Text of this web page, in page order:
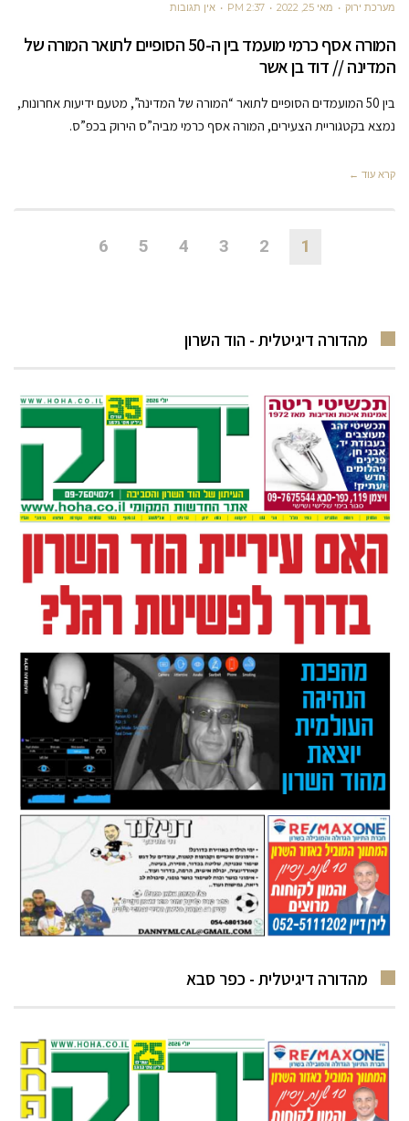
מערכת ירוק מאי 25, 2022 2:37 PM אין תגובות
המורה אסף כרמי מועמד בין ה-50 הסופיים לתואר המורה של
המדינה // דוד בן אשר
בין 50 המועמדים הסופיים לתואר “המורה של המדינה”, מטעם ידיעות אחרונות,
נמצא בקטגוריית הצעירים, המורה אסף כרמי מביה”ס הירוק בכפ”ס.
קרא עוד ←
1
2
3
4
5
6
מהדורה דיגיטלית - הוד השרון
מהדורה דיגיטלית - כפר סבא